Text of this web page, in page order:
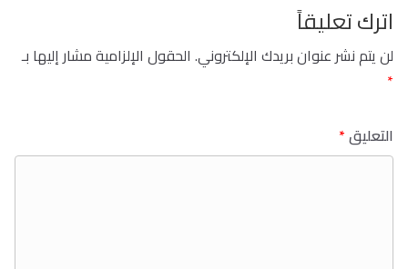
اترك تعليقاً
لن يتم نشر عنوان بريدك الإلكتروني. الحقول الإلزامية مشار إليها بـ
*
التعليق*